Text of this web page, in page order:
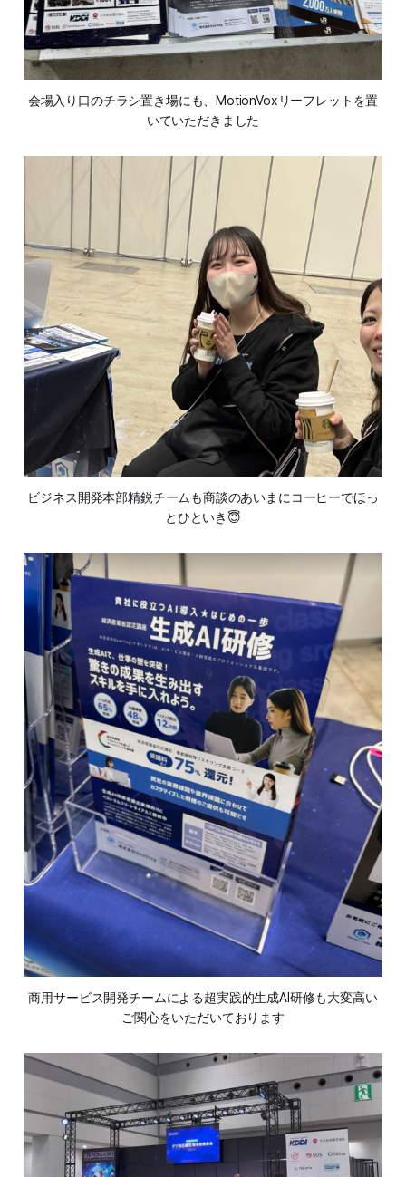
会場入り口のチラシ置き場にも、MotionVoxリーフレットを置
いていただきました
ビジネス開発本部精鋭チームも商談のあいまにコーヒーでほっ
とひといき😇
商用サービス開発チームによる超実践的生成AI研修も大変高い
ご関心をいただいております